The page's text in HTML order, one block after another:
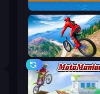
Riders Downhill Racing